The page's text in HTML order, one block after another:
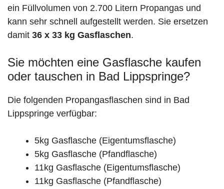
ein Füllvolumen von 2.700 Litern Propangas und
kann sehr schnell aufgestellt werden. Sie ersetzen
damit 36 x 33 kg Gasflaschen.
Sie möchten eine Gasflasche kaufen
oder tauschen in Bad Lippspringe?
Die folgenden Propangasflaschen sind in Bad
Lippspringe verfügbar:
5kg Gasflasche (Eigentumsflasche)
5kg Gasflasche (Pfandflasche)
11kg Gasflasche (Eigentumsflasche)
11kg Gasflasche (Pfandflasche)